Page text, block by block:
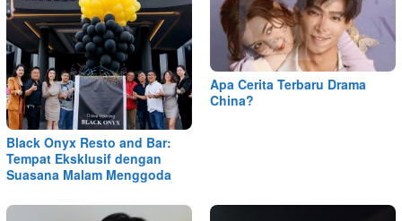
Black Onyx Resto and Bar:
Tempat Eksklusif dengan
Suasana Malam Menggoda
Apa Cerita Terbaru Drama
China?